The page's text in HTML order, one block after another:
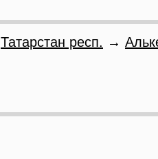
Татарстан респ. →